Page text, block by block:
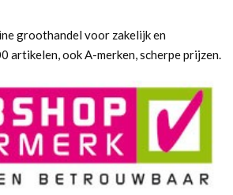
groothandel voor zakelijk en
artikelen, ook A-merken, scherpe prijzen.